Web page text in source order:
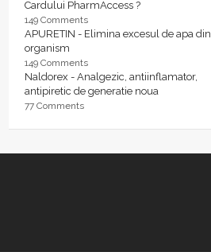
Cardului PharmAccess ?
149 Comments
APURETIN - Elimina excesul de apa din
organism
149 Comments
Naldorex - Analgezic, antiinflamator,
antipiretic de generatie noua
77 Comments